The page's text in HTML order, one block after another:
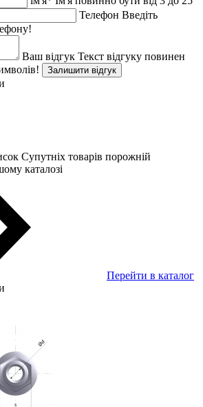
Телефон Введіть
Ваш відгук Текст відгуку повинен
Залишити відгук
Супутніх товарів порожній
каталозі
Перейти в каталог